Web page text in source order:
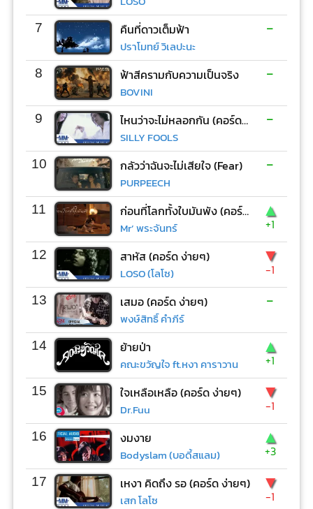
7 คืนที่ดาวเต็มฟ้า
ปราโมทย์ วิเลปะนะ
-
8 ฟ้าสีครามกับความเป็นจริง
BOVINI
-
9 ไหนว่าจะไม่หลอกกัน (คอร์ด ง่ายๆ)
SILLY FOOLS
-
10 กลัวว่าฉันจะไม่เสียใจ (Fear)
PURPEECH
-
11 ก่อนที่โลกทั้งใบมันพัง (คอร์ด ง่ายๆ)
Mr’ พระจันทร์
▲
+1
12 สาหัส (คอร์ด ง่ายๆ)
LOSO (โลโซ)
▼
-1
13 เสมอ (คอร์ด ง่ายๆ)
พงษ์สิทธิ์ คำภีร์
-
14 ย้ายป่า
คณะขวัญใจ ft.หงา คาราวาน
▲
+1
15 ใจเหลือเหลือ (คอร์ด ง่ายๆ)
Dr.Fuu
▼
-1
16 งมงาย
Bodyslam (บอดี้สแลม)
▲
+3
17 เหงา คิดถึง รอ (คอร์ด ง่ายๆ)
เสก โลโซ
▼
-1